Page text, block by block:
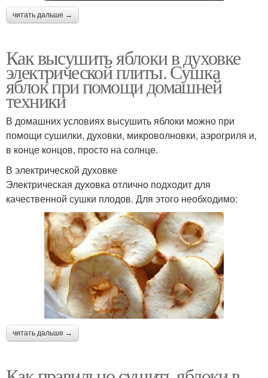
читать дальше →
Как высушить яблоки в духовке
электрической плиты. Сушка
яблок при помощи домашней
техники
В домашних условиях высушить яблоки можно при
помощи сушилки, духовки, микроволновки, аэрогриля и,
в конце концов, просто на солнце.
В электрической духовке
Электрическая духовка отлично подходит для
качественной сушки плодов. Для этого необходимо:
читать дальше →